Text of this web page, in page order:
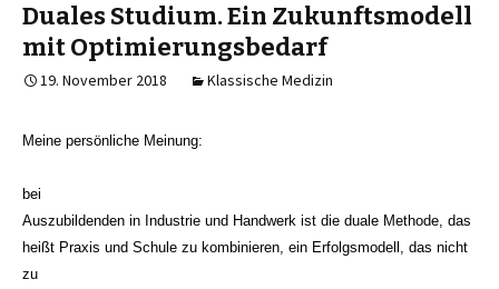
Duales Studium. Ein Zukunftsmodell
mit Optimierungsbedarf
19. November 2018 Klassische Medizin
Meine persönliche Meinung:
bei
Auszubildenden in Industrie und Handwerk ist die duale Methode, das
heißt Praxis und Schule zu kombinieren, ein Erfolgsmodell, das nicht
zu